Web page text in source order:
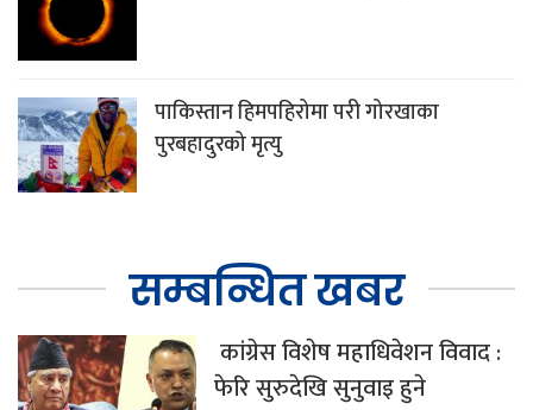
पाकिस्तान हिमपहिरोमा परी गोरखाका
पुरबहादुरको मृत्यु
सम्बन्धित खबर
कांग्रेस विशेष महाधिवेशन विवाद :
फेरि सुरुदेखि सुनुवाइ हुने